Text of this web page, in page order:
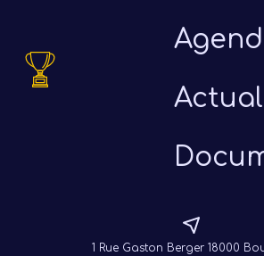
1 Rue Gaston Berger 18000